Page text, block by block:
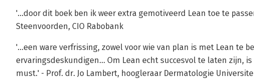
'...door dit boek ben ik weer extra gemotiveerd Lean toe te
Steenvoorden, CIO Rabobank
'...een ware verfrissing, zowel voor wie van plan is met Lean te
ervaringsdeskundigen... Om Lean echt succesvol te laten zijn,
must.' - Prof. dr. Jo Lambert, hoogleraar Dermatologie